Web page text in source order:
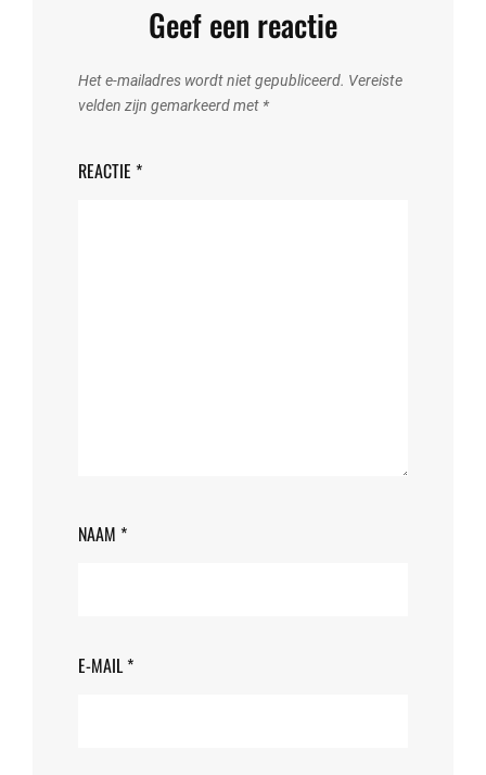
Geef een reactie
Het e-mailadres wordt niet gepubliceerd. Vereiste
velden zijn gemarkeerd met *
REACTIE *
NAAM *
E-MAIL *